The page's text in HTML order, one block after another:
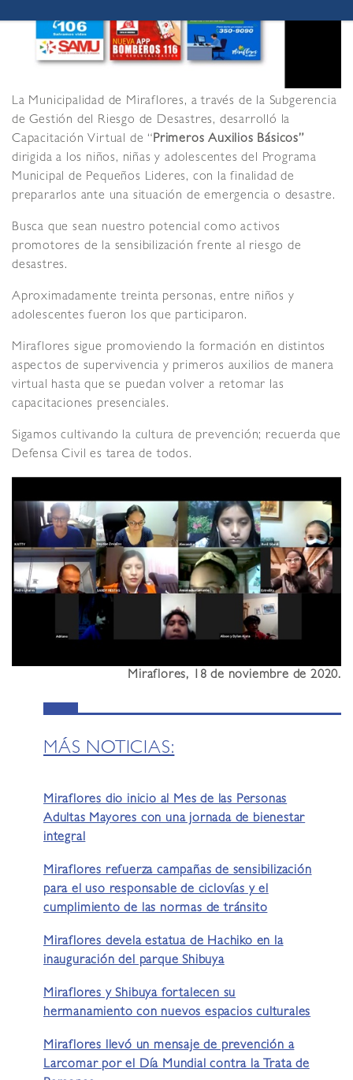
La Municipalidad de Miraflores, a través de la Subgerencia
de Gestión del Riesgo de Desastres, desarrolló la
Capacitación Virtual de “Primeros Auxilios Básicos”
dirigida a los niños, niñas y adolescentes del Programa
Municipal de Pequeños Lideres, con la finalidad de
prepararlos ante una situación de emergencia o desastre.
Busca que sean nuestro potencial como activos
promotores de la sensibilización frente al riesgo de
desastres.
Aproximadamente treinta personas, entre niños y
adolescentes fueron los que participaron.
Miraflores sigue promoviendo la formación en distintos
aspectos de supervivencia y primeros auxilios de manera
virtual hasta que se puedan volver a retomar las
capacitaciones presenciales.
Sigamos cultivando la cultura de prevención; recuerda que
Defensa Civil es tarea de todos.
Miraflores, 18 de noviembre de 2020.
MÁS NOTICIAS:
Miraflores dio inicio al Mes de las Personas
Adultas Mayores con una jornada de bienestar
integral
Miraflores refuerza campañas de sensibilización
para el uso responsable de ciclovías y el
cumplimiento de las normas de tránsito
Miraflores devela estatua de Hachiko en la
inauguración del parque Shibuya
Miraflores y Shibuya fortalecen su
hermanamiento con nuevos espacios culturales
Miraflores llevó un mensaje de prevención a
Larcomar por el Día Mundial contra la Trata de